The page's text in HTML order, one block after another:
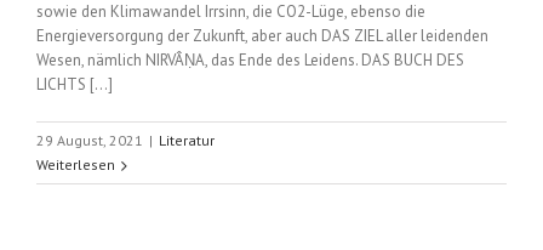
sowie den Klimawandel Irrsinn, die CO2-Lüge, ebenso die
Energieversorgung der Zukunft, aber auch DAS ZIEL aller leidenden
Wesen, nämlich NIRVÂṆA, das Ende des Leidens. DAS BUCH DES
LICHTS [...]
29 August, 2021 | Literatur
Weiterlesen